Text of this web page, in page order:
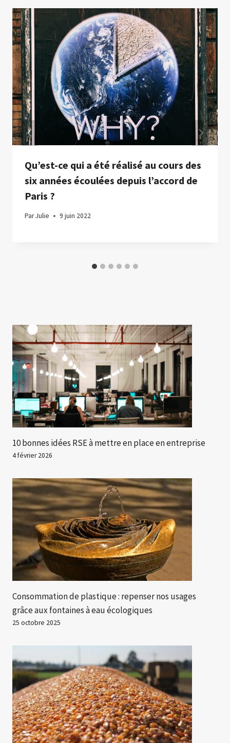
Qu’est-ce qui a été réalisé au cours des
six années écoulées depuis l’accord de
Paris ?
ParJulie 9 juin 2022
10 bonnes idées RSE à mettre en place en entreprise
4 février 2026
Consommation de plastique : repenser nos usages
grâce aux fontaines à eau écologiques
25 octobre 2025